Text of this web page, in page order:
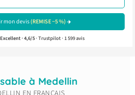
mon devis(REMISE −5 %)
Excellent · 4,6/5· Trustpilot · 1 599 avis
à Medellin